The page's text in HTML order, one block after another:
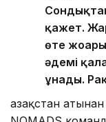
қажет.
өте
әдемі
ұнады.
Қазақстан